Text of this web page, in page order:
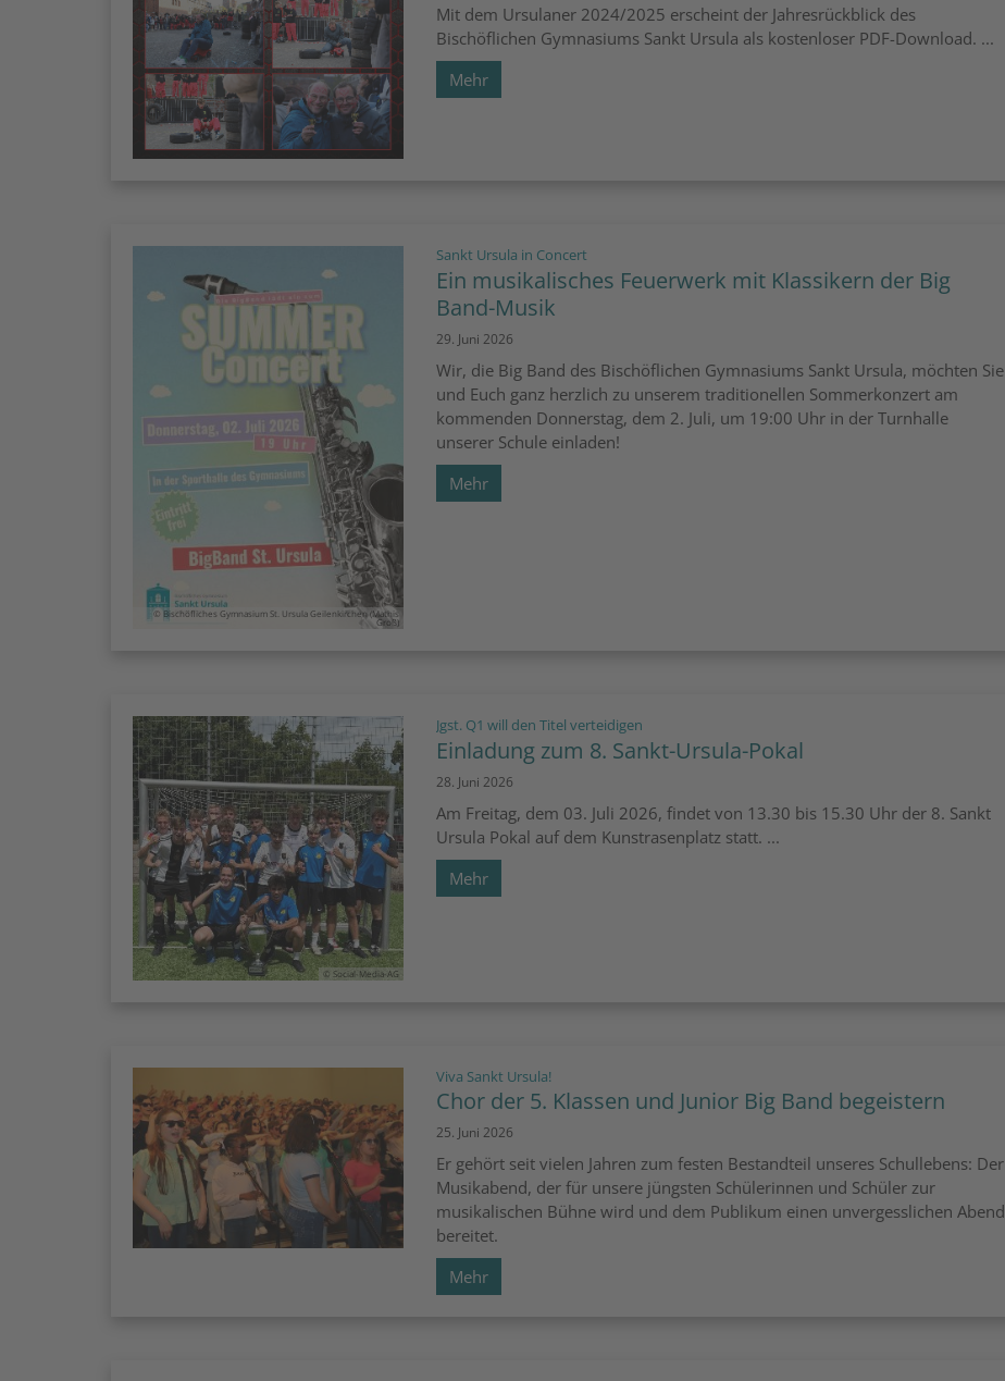
Mit dem Ursulaner 2024/2025 erscheint der Jahresrückblick des
Bischöflichen Gymnasiums Sankt Ursula als kostenloser PDF-Download. ...
Mehr
© Bischöfliches Gymnasium St. Ursula Geilenkirchen (Mathis
Groß)
Sankt Ursula in Concert
Ein musikalisches Feuerwerk mit Klassikern der Big
Band-Musik
29. Juni 2026
Wir, die Big Band des Bischöflichen Gymnasiums Sankt Ursula, möchten Sie
und Euch ganz herzlich zu unserem traditionellen Sommerkonzert am
kommenden Donnerstag, dem 2. Juli, um 19:00 Uhr in der Turnhalle
unserer Schule einladen!
Mehr
© Social-Media-AG
Jgst. Q1 will den Titel verteidigen
Einladung zum 8. Sankt-Ursula-Pokal
28. Juni 2026
Am Freitag, dem 03. Juli 2026, findet von 13.30 bis 15.30 Uhr der 8. Sankt
Ursula Pokal auf dem Kunstrasenplatz statt. ...
Mehr
Viva Sankt Ursula!:
Chor der 5. Klassen und Junior Big Band begeistern
25. Juni 2026
Er gehört seit vielen Jahren zum festen Bestandteil unseres Schullebens: Der
Musikabend, der für unsere jüngsten Schülerinnen und Schüler zur
musikalischen Bühne wird und dem Publikum einen unvergesslichen Abend
bereitet.
Mehr